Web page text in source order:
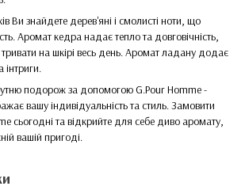
Ви знайдете дерев'яні і смолисті ноти, що
Аромат кедра надає тепло та довговічність,
на шкірі весь день. Аромат ладану додає
інтриги.
подорож за допомогою G.Pour Homme -
вашу індивідуальність та стиль. Замовити
сьогодні та відкрийте для себе диво аромату,
вашій пригоді.